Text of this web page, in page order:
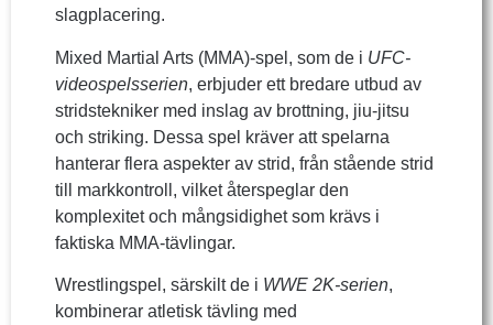
slagplacering.
Mixed Martial Arts (MMA)-spel, som de i UFC-
videospelsserien, erbjuder ett bredare utbud av
stridstekniker med inslag av brottning, jiu-jitsu
och striking. Dessa spel kräver att spelarna
hanterar flera aspekter av strid, från stående strid
till markkontroll, vilket återspeglar den
komplexitet och mångsidighet som krävs i
faktiska MMA-tävlingar.
Wrestlingspel, särskilt de i WWE 2K-serien,
kombinerar atletisk tävling med